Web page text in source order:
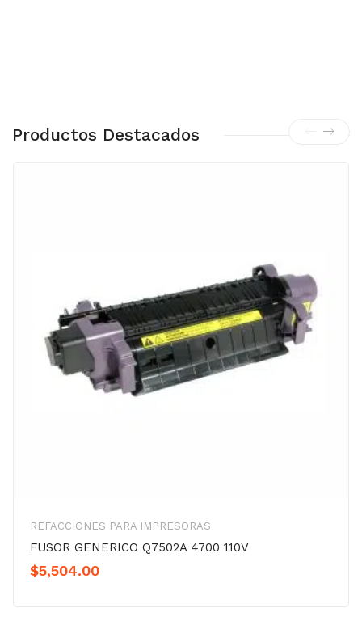
Productos Destacados
REFACCIONES PARA IMPRESORAS
FUSOR GENERICO Q7502A 4700 110V
$5,504.00